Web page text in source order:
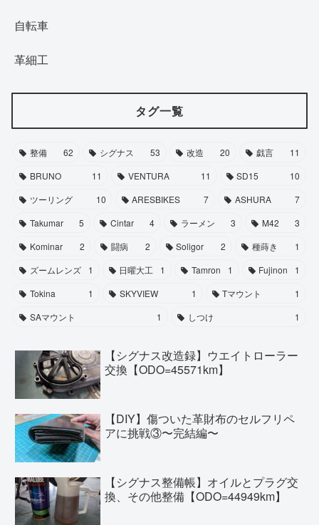
自転車
革細工
タグ一覧
整備 62 シグナス 53 改造 20 戯言
11
BRUNO
11 VENTURA 11 SD15
10
ツーリング
10 ARESBIKES 7 ASHURA
7
Takumar
5 Cintar 4 ラーメン 3 M42
3
Kominar
2 闘病 2 Soligor 2 種蒔き
1
ズームレンズ
1 日曜大工 1 Tamron 1 Fujinon
1
Tokina
1 SKYVIEW 1 Tマウント
1
SAマウント
1 しつけ 1
【シグナス改造録】ウエイトローラー
交換【ODO=45571km】
【DIY】傷ついた革財布のセルフリペ
アに挑戦③〜完結編〜
【シグナス整備帳】オイルとプラグ交
換、その他整備【ODO=44949km】